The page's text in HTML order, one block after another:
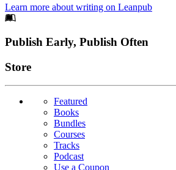
Learn more about writing on Leanpub
Footer
Publish Early, Publish Often
Links
Store
Featured
Books
Bundles
Courses
Tracks
Podcast
Use a Coupon